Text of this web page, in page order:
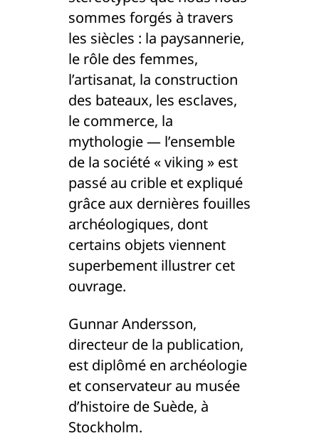
sommes forgés à travers
les siècles : la paysannerie,
le rôle des femmes,
l’artisanat, la construction
des bateaux, les esclaves,
le commerce, la
mythologie — l’ensemble
de la société « viking » est
passé au crible et expliqué
grâce aux dernières fouilles
archéologiques, dont
certains objets viennent
superbement illustrer cet
ouvrage.
Gunnar Andersson,
directeur de la publication,
est diplômé en archéologie
et conservateur au musée
d’histoire de Suède, à
Stockholm.